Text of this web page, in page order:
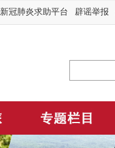
新冠肺炎求助平台 辟谣举报